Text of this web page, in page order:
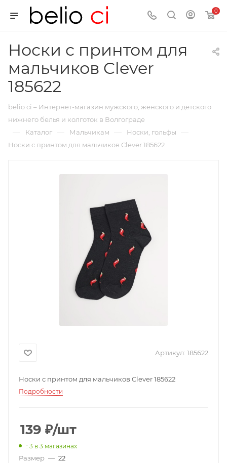
0
Носки с принтом для
мальчиков Clever
185622
belio ci – Интернет-магазин мужского, женского и детского
нижнего белья и колготок в Волгограде
— Каталог — Мальчикам — Носки, гольфы —
Носки с принтом для мальчиков Clever 185622
Артикул: 185622
Носки с принтом для мальчиков Clever 185622
Подробности
139 ₽/шт
: 3 в 3 магазинах
Размер — 22